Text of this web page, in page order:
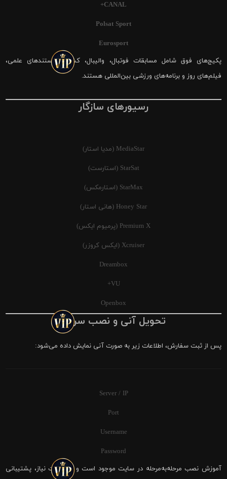
CANAL+
Polsat Sport
Eurosport
پکیج‌های فوق شامل مسابقات فوتبال، والیبال، کشتی، مستندهای علمی،
فیلم‌های روز و برنامه‌های ورزشی بین‌المللی هستند.
رسیورهای سازگار
MediaStar (مدیا استار)
StarSat (استارست)
StarMax (استارمکس)
Honey Star (هانی استار)
Premium X (پرمیوم ایکس)
Xcruiser (ایکس کروزر)
Dreambox
VU+
Openbox
تحویل آنی و نصب سریع
پس از ثبت سفارش، اطلاعات زیر به صورت آنی نمایش داده می‌شود:
Server / IP
Port
Username
Password
آموزش نصب مرحله‌به‌مرحله در سایت موجود است و در صورت نیاز، پشتیبانی